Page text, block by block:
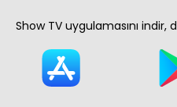
Show TV uygulamasını indir,